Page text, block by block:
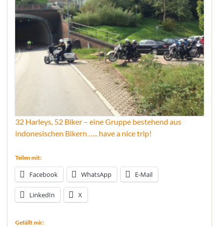
32 Harleys, 52 Biker – eine Gruppe bestehend aus
indonesischen Bikern ….. have a nice trip!
Teilen mit:
Facebook WhatsApp E-Mail
LinkedIn X
Gefällt mir: